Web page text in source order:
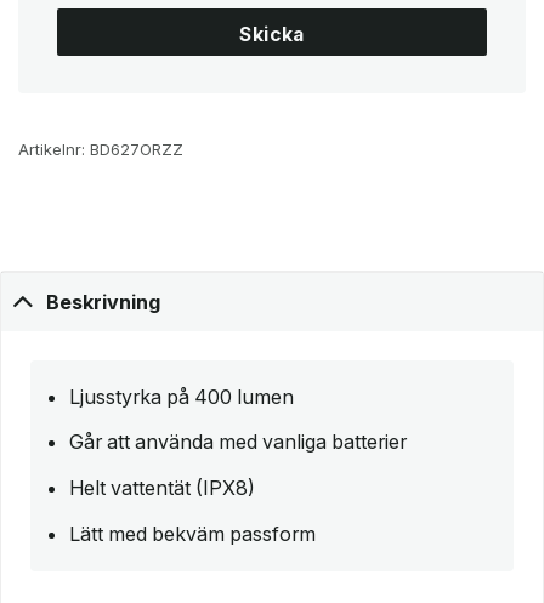
Skicka
Artikelnr: BD627ORZZ
Beskrivning
Ljusstyrka på 400 lumen
Går att använda med vanliga batterier
Helt vattentät (IPX8)
Lätt med bekväm passform